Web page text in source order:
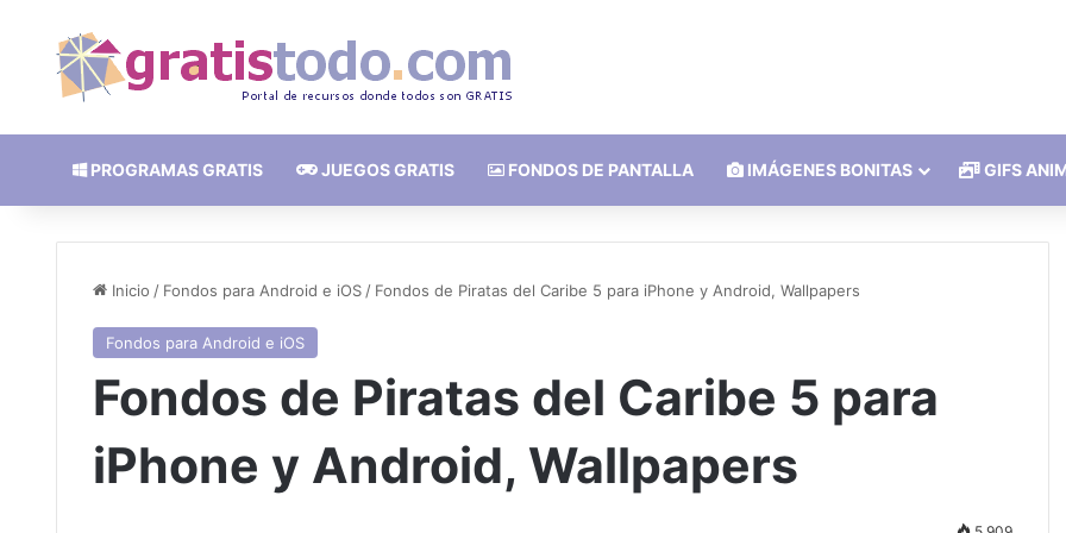
PROGRAMAS GRATIS JUEGOS GRATIS FONDOS DE PANTALLA IMÁGENES BONITAS GIFS
Inicio / Fondos para Android e iOS / Fondos de Piratas del Caribe 5 para iPhone y Android, Wallpapers
Fondos para Android e iOS
Fondos de Piratas del Caribe 5 para
iPhone y Android, Wallpapers